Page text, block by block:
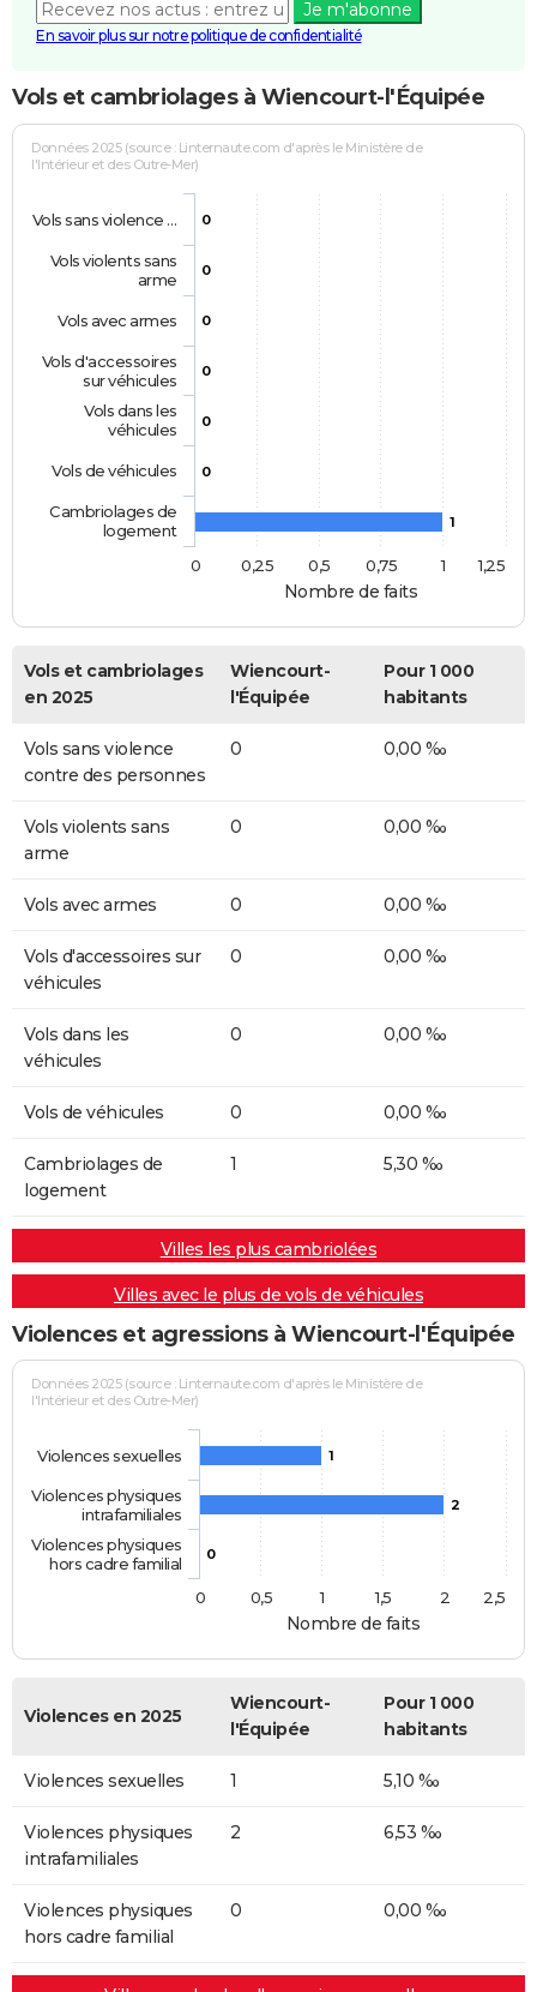
Je m'abonne
En savoir plus sur notre politique de confidentialité
Vols et cambriolages à Wiencourt-l'Équipée
Nombre de faits
Données 2025 (source : Linternaute.com d'après le Ministère de
l'Intérieur et des Outre-Mer)
0
0
0
0
0
0
1
Vols sans violence …
Vols violents sans
arme
Vols avec armes
Vols d'accessoires
sur véhicules
Vols dans les
véhicules
Vols de véhicules
Cambriolages de
logement
0
1
0,25 0,5 0,75 1,25
Vols et cambriolages
en 2025
Wiencourt-
l'Équipée
Pour 1 000
habitants
Vols sans violence
contre des personnes
0 0,00 ‰
Vols violents sans
arme
0 0,00 ‰
Vols avec armes 0 0,00 ‰
Vols d'accessoires sur
véhicules
0 0,00 ‰
Vols dans les
véhicules
0 0,00 ‰
Vols de véhicules 0 0,00 ‰
Cambriolages de
logement
1 5,30 ‰
Villes les plus cambriolées
Villes avec le plus de vols de véhicules
Violences et agressions à Wiencourt-l'Équipée
Nombre de faits
Données 2025 (source : Linternaute.com d'après le Ministère de
l'Intérieur et des Outre-Mer)
1
2
0
Violences sexuelles
Violences physiques
intrafamiliales
Violences physiques
hors cadre familial
0
0,5 1 1,5 2 2,5
Violences en 2025
Wiencourt-
l'Équipée
Pour 1 000
habitants
Violences sexuelles 1 5,10 ‰
Violences physiques
intrafamiliales
2 6,53 ‰
Violences physiques
hors cadre familial
0 0,00 ‰